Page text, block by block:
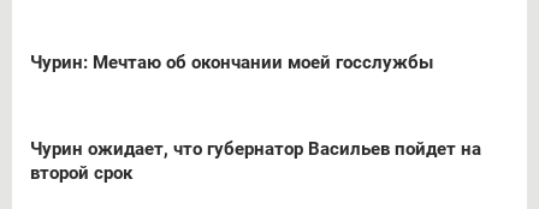
Чурин: Мечтаю об окончании моей госслужбы
Чурин ожидает, что губернатор Васильев пойдет на
второй срок